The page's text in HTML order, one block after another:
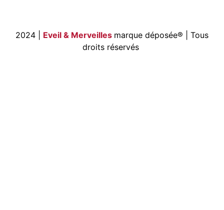
2024 | Eveil & Merveilles marque déposée® | Tous
droits réservés